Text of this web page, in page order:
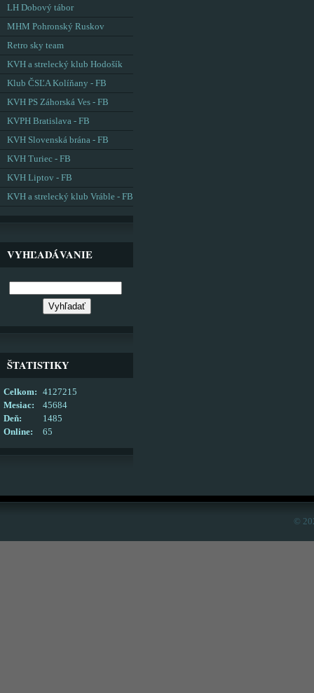
LH Dobový tábor
MHM Pohronský Ruskov
Retro sky team
KVH a strelecký klub Hodošík
Klub ČSĽA Kolíňany - FB
KVH PS Záhorská Ves - FB
KVPH Bratislava - FB
KVH Slovenská brána - FB
KVH Turiec - FB
KVH Liptov - FB
KVH a strelecký klub Vráble - FB
VYHĽADÁVANIE
ŠTATISTIKY
Online: 65
Celkom:
4127215
Mesiac:
45684
Deň:
1485
©